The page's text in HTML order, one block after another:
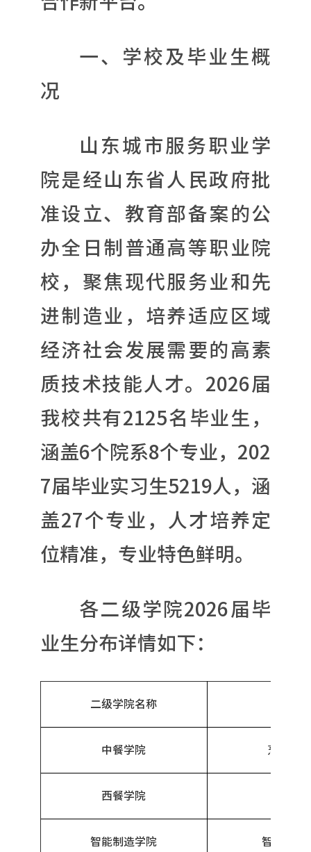
一、学校及毕业生概
况
山东城市服务职业学
院是经山东省人民政府批
准设立、教育部备案的公
办全日制普通高等职业院
校，聚焦现代服务业和先
进制造业，培养适应区域
经济社会发展需要的高素
质技术技能人才。2026届
我校共有2125名毕业生，
涵盖6个院系8个专业，202
7届毕业实习生5219人，涵
盖27个专业，人才培养定
位精准，专业特色鲜明。
各二级学院2026届毕
业生分布详情如下：
二级学院名称
中餐学院 烹饪工
西餐学院
智能制造学院 智能制造